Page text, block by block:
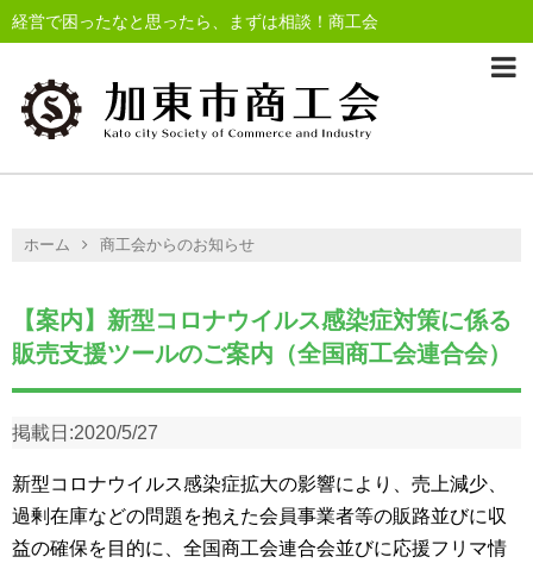
経営で困ったなと思ったら、まずは相談！商工会
ホーム 商工会からのお知らせ
【案内】新型コロナウイルス感染症対策に係る
販売支援ツールのご案内（全国商工会連合会）
掲載日:2020/5/27
新型コロナウイルス感染症拡大の影響により、売上減少、
過剰在庫などの問題を抱えた会員事業者等の販路並びに収
益の確保を目的に、全国商工会連合会並びに応援フリマ情